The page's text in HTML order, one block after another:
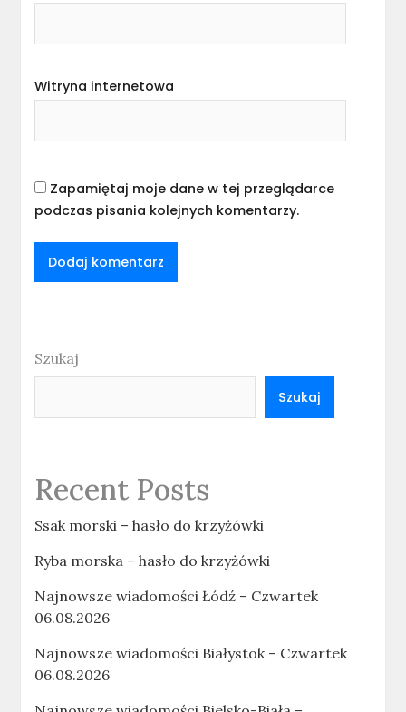
Witryna internetowa
Zapamiętaj moje dane w tej przeglądarce
podczas pisania kolejnych komentarzy.
Szukaj
Szukaj
Recent Posts
Ssak morski – hasło do krzyżówki
Ryba morska – hasło do krzyżówki
Najnowsze wiadomości Łódź – Czwartek
06.08.2026
Najnowsze wiadomości Białystok – Czwartek
06.08.2026